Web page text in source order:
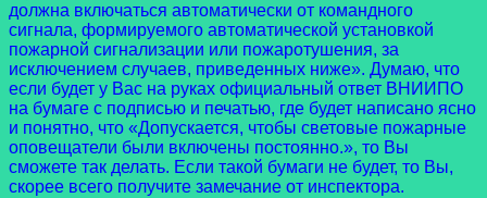
должна включаться автоматически от командного
сигнала, формируемого автоматической установкой
пожарной сигнализации или пожаротушения, за
исключением случаев, приведенных ниже». Думаю, что
если будет у Вас на руках официальный ответ ВНИИПО
на бумаге с подписью и печатью, где будет написано ясно
и понятно, что «Допускается, чтобы световые пожарные
оповещатели были включены постоянно.», то Вы
сможете так делать. Если такой бумаги не будет, то Вы,
скорее всего получите замечание от инспектора.